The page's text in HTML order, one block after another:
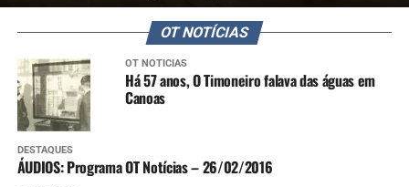
OT NOTÍCIAS
OT NOTÍCIAS
Há 57 anos, O Timoneiro falava das águas em
Canoas
DESTAQUES
ÁUDIOS: Programa OT Notícias – 26/02/2016